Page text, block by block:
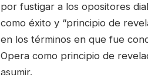
por fustigar a los opositores
como éxito y “principio de
en los términos en que fue
Opera como principio de
asumir.